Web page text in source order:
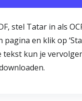
stel Tatar in als
en klik op
tekst kun je